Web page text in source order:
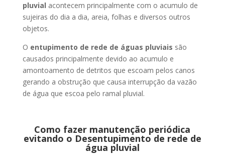
pluvial acontecem principalmente com o acumulo de
sujeiras do dia a dia, areia, folhas e diversos outros
objetos.
O entupimento de rede de águas pluviais são
causados principalmente devido ao acumulo e
amontoamento de detritos que escoam pelos canos
gerando a obstrução que causa interrupção da vazão
de água que escoa pelo ramal pluvial.
Como fazer manutenção periódica
evitando o Desentupimento de rede de
água pluvial